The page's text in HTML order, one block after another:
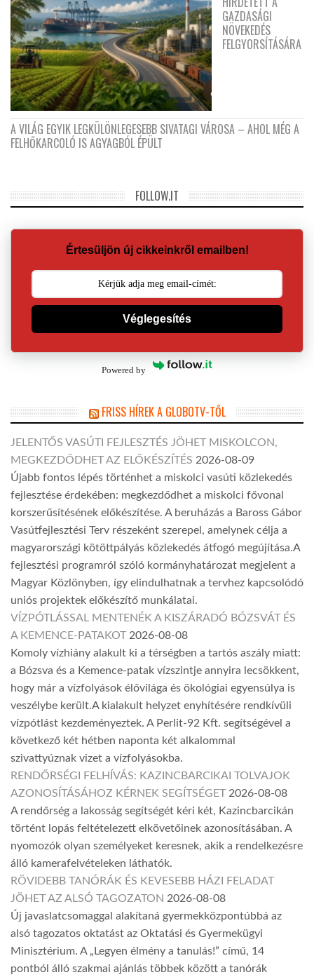
GAZDASÁGI
NÖVEKEDÉS
FELGYORSÍTÁSÁRA
A VILÁG EGYIK LEGKÜLÖNLEGESEBB SIVATAGI VÁROSA – AHOL MÉG A
FELHŐKARCOLÓ IS AGYAGBÓL ÉPÜLT
FOLLOW.IT
Értesüljön új cikkeinkről emailben!
Véglegesítés
Powered by
FRISS HÍREK A GLOBOTV-TŐL
JELENTŐS VASÚTI FEJLESZTÉS JÖHET MISKOLCON,
MEGKEZDŐDHET AZ ELŐKÉSZÍTÉS 2026-08-09
Újabb fontos lépés történhet a miskolci vasúti közlekedés
fejlesztése érdekében: megkezdődhet a miskolci fővonal
korszerűsítésének előkészítése. A beruházás a Baross Gábor
Vasútfejlesztési Terv részeként szerepel, amelynek célja a
magyarországi kötöttpályás közlekedés átfogó megújítása.A
fejlesztési programról szóló kormányhatározat megjelent a
Magyar Közlönyben, így elindulhatnak a tervhez kapcsolódó
uniós projektek előkészítő munkálatai.
VÍZPÓTLÁSSAL MENTENÉK A KISZÁRADÓ BÓZSVÁT ÉS
A KEMENCE-PATAKOT 2026-08-08
Komoly vízhiány alakult ki a térségben a tartós aszály miatt:
a Bózsva és a Kemence-patak vízszintje annyira lecsökkent,
hogy már a vízfolyások élővilága és ökológiai egyensúlya is
veszélybe került.A kialakult helyzet enyhítésére rendkívüli
vízpótlást kezdeményeztek. A Perlit-92 Kft. segítségével a
következő két hétben naponta két alkalommal
szivattyúznak vizet a vízfolyásokba.
RENDŐRSÉGI FELHÍVÁS: KAZINCBARCIKAI TOLVAJOK
AZONOSÍTÁSÁHOZ KÉRNEK SEGÍTSÉGET 2026-08-08
A rendőrség a lakosság segítségét kéri két, Kazincbarcikán
történt lopás feltételezett elkövetőinek azonosításában. A
nyomozók olyan személyeket keresnek, akik a rendelkezésre
álló kamerafelvételeken láthatók.
RÖVIDEBB TANÓRÁK ÉS KEVESEBB HÁZI FELADAT
JÖHET AZ ALSÓ TAGOZATON 2026-08-08
Új javaslatcsomaggal alakítaná gyermekközpontúbbá az
alsó tagozatos oktatást az Oktatási és Gyermekügyi
Minisztérium. A „Legyen élmény a tanulás!” című, 14
pontból álló szakmai ajánlás többek között a tanórák